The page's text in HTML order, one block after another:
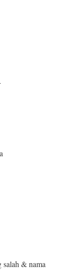
salah & nama